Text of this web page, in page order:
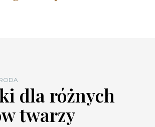
dla różnych
twarzy